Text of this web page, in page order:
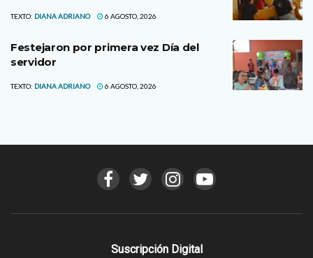
TEXTO: DIANA ADRIANO 6 AGOSTO, 2026
Festejaron por primera vez Día del
servidor
TEXTO: DIANA ADRIANO 6 AGOSTO, 2026
Suscripción Digital